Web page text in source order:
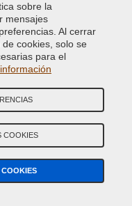
sobre la
mensajes
Al cerrar
cookies, solo se
para el
COOKIES